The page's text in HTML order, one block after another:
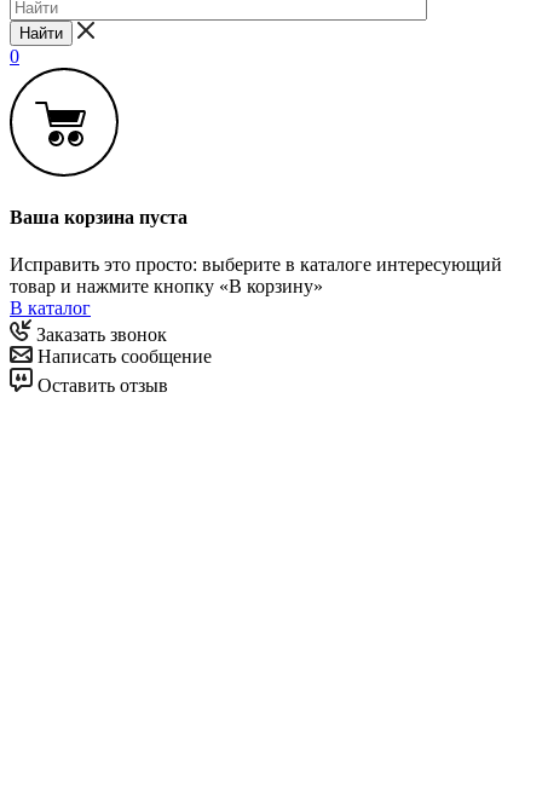
Найти
0
Ваша корзина пуста
Исправить это просто: выберите в каталоге интересующий
товар и нажмите кнопку «В корзину»
В каталог
Заказать звонок
Написать сообщение
Оставить отзыв